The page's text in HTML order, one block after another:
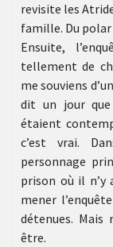
revisite les
famille. Du
Ensuite,
tellement de
me souviens
dit un jour
étaient
c’est vrai.
personnage
prison où il n’y
mener
détenues. Mais
être.